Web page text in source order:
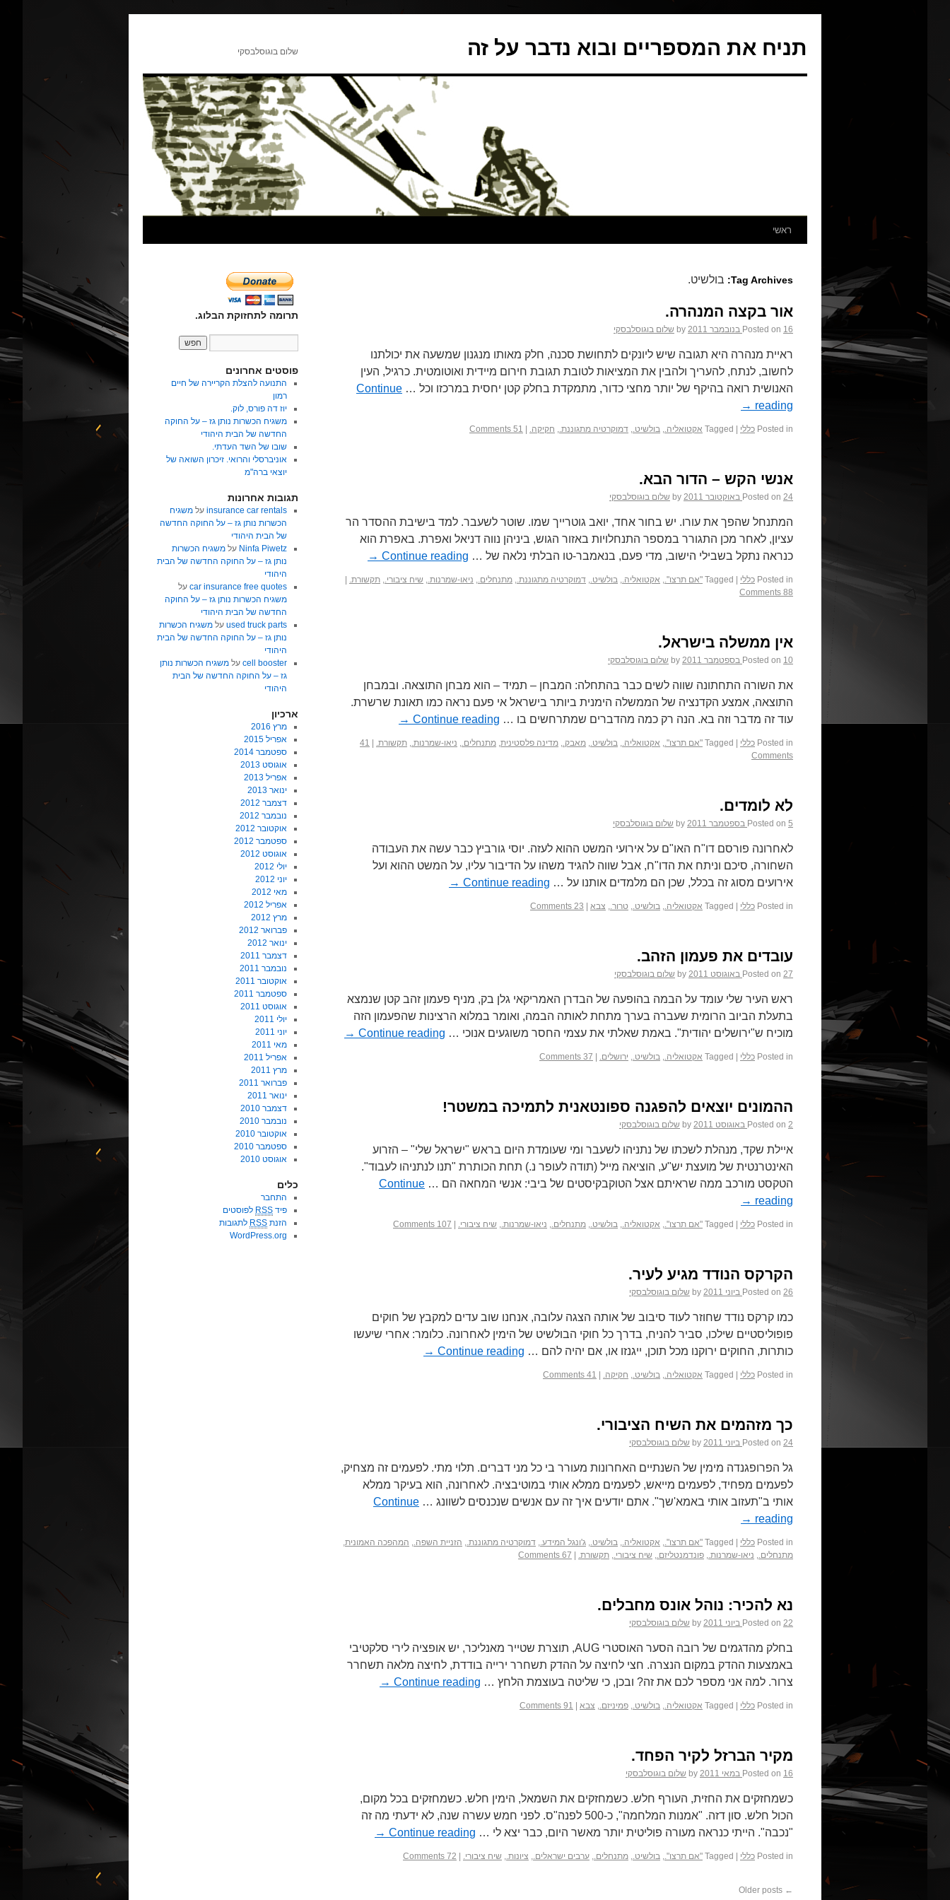
תניח את המספריים ובוא נדבר על זה שלום בוגוסלבסקי
ראשי
Tag Archives: בולשיט.
אור בקצה המנהרה.
Posted on 16 בנובמבר 2011 by שלום בוגוסלבסקי
ראיית מנהרה היא תגובה שיש ליונקים לתחושת סכנה, חלק מאותו מנגנון שמשעה את יכולתנו
לחשוב, לנתח, להעריך ולהבין את המציאות לטובת תגובת חירום מיידית ואוטומטית. כרגיל, העין
האנושית רואה בהיקף של יותר מחצי כדור, מתמקדת בחלק קטן יחסית במרכזו וכל … Continue
reading
→
Posted in כללי Tagged אקטואליה., בולשיט., דמוקרטיה מתגוננת., חקיקה. 51 Comments
אנשי הקש – הדור הבא.
Posted on 24 באוקטובר 2011 by שלום בוגוסלבסקי
המתנחל שהפך את עורו. יש בחור אחד, יואב גוטרייך שמו. שוטר לשעבר. למד בישיבת ההסדר הר
עציון, לאחר מכן התגורר במספר התנחלויות באזור הגוש, ביניהן נווה דניאל ואפרת. באפרת הוא
כנראה נתקל בשבילי הישוב, מדי פעם, בנאמבר-טו הבלתי נלאה של … Continue reading
→
Posted in כללי Tagged "אם תרצו"., אקטואליה., בולשיט., דמוקרטיה מתגוננת., מתנחלים., ניאו-שמרנות., שיח ציבורי., תקשורת.
88 Comments
אין ממשלה בישראל.
Posted on 10 בספטמבר 2011 by שלום בוגוסלבסקי
את השורה התחתונה שווה לשים כבר בהתחלה: המבחן – תמיד – הוא מבחן התוצאה. ובמבחן
התוצאה, אמצע הקדנציה של הממשלה הימנית ביותר בישראל אי פעם נראה כמו תאונת שרשרת.
עוד זה מדבר וזה בא. הנה רק כמה מהדברים שמתרחשים בו … Continue reading
→
Posted in כללי Tagged "אם תרצו"., אקטואליה., בולשיט., מאבק., מדינה פלסטינית, מתנחלים., ניאו-שמרנות., תקשורת.
41
Comments
לא לומדים.
Posted on 5 בספטמבר 2011 by שלום בוגוסלבסקי
לאחרונה פורסם דו"ח האו"ם על אירועי המשט ההוא לעזה. יוסי גורביץ כבר עשה את העבודה
השחורה, סיכם וניתח את הדו"ח, אבל שווה להגיד משהו על הדיבור עליו, על המשט ההוא ועל
אירועים מסוג זה בכלל, שכן הם מלמדים אותנו על … Continue reading
→
Posted in כללי Tagged אקטואליה., בולשיט., טרור., צבא 23 Comments
עובדים את פעמון הזהב.
Posted on 27 באוגוסט 2011 by שלום בוגוסלבסקי
ראש העיר שלי עומד על הבמה בהופעה של הבדרן האמריקאי גלן בק, מניף פעמון זהב קטן שנמצא
בתעלת הביוב הרומית שעברה בערך מתחת לאותה הבמה, ואומר במלוא הרצינות שהפעמון הזה
מוכיח ש"ירושלים יהודית". באמת שאלתי את עצמי החסר משוגעים אנוכי … Continue reading
→
Posted in כללי Tagged אקטואליה., בולשיט., ירושלים. 37 Comments
ההמונים יוצאים להפגנה ספונטאנית לתמיכה במשטר!
Posted on 2 באוגוסט 2011 by שלום בוגוסלבסקי
איילת שקד, מנהלת לשכתו של נתניהו לשעבר ומי שעומדת היום בראש "ישראל שלי" – הזרוע
האינטרנטית של מועצת יש"ע, הוציאה מייל (תודה לעופר נ.) תחת הכותרת "תנו לנתניהו לעבוד".
הטקסט מורכב ממה שראיתם אצל הטוקבקיסטים של ביבי: אנשי המחאה הם … Continue
reading
→
Posted in כללי Tagged "אם תרצו"., אקטואליה., בולשיט., מתנחלים., ניאו-שמרנות., שיח ציבורי. 107 Comments
הקרקס הנודד מגיע לעיר.
Posted on 26 ביוני 2011 by שלום בוגוסלבסקי
כמו קרקס נודד שחוזר לעוד סיבוב של אותה הצגה עלובה, אנחנו שוב עדים למקבץ של חוקים
פופוליסטיים שילכו, סביר להניח, בדרך כל חוקי הבולשיט של הימין לאחרונה. כלומר: אחרי שיעשו
כותרות, החוקים ירוקנו מכל תוכן, ייגנזו או, אם יהיה להם … Continue reading
→
Posted in כללי Tagged אקטואליה., בולשיט., חקיקה. 41 Comments
כך מזהמים את השיח הציבורי.
Posted on 24 ביוני 2011 by שלום בוגוסלבסקי
גל הפרופגנדה מימין של השנתיים האחרונות מעורר בי כל מני דברים. תלוי מתי. לפעמים זה מצחיק,
לפעמים מפחיד, לפעמים מייאש, לפעמים ממלא אותי במוטיבציה. לאחרונה, הוא בעיקר ממלא
אותי ב"תעזוב אותי באמא'שך". אתם יודעים איך זה עם אנשים שנכנסים לשוונג … Continue
reading
→
Posted in כללי Tagged "אם תרצו"., אקטואליה., בולשיט., ג'ונגל המידע., דמוקרטיה מתגוננת., הזניית השפה., המהפכה האמונית,
מתנחלים., ניאו-שמרנות., פונדמנטליזם., שיח ציבורי., תקשורת. 67 Comments
נא להכיר: נוהל אונס מחבלים.
Posted on 22 ביוני 2011 by שלום בוגוסלבסקי
בחלק מהדגמים של רובה הסער האוסטרי AUG, תוצרת שטייר מאנליכר, יש אופציה לירי סלקטיבי
באמצעות ההדק במקום הנצרה. חצי לחיצה על ההדק תשחרר ירייה בודדת, לחיצה מלאה תשחרר
צרור. למה אני מספר לכם את זה? ובכן, כי שליטה בעוצמת הלחץ … Continue reading
→
Posted in כללי Tagged אקטואליה., בולשיט., פמיניזם., צבא 91 Comments
מקיר הברזל לקיר הפחד.
Posted on 16 במאי 2011 by שלום בוגוסלבסקי
כשמחזקים את החזית, העורף חלש. כשמחזקים את השמאל, הימין חלש. כשמחזקים בכל מקום,
הכול חלש. סון דזה. "אמנות המלחמה", כ-500 לפנה"ס. לפני חמש עשרה שנה, לא ידעתי מה זה
"נכבה". הייתי כנראה מעורה פוליטית יותר מאשר היום, כבר יצא לי … Continue reading
→
Posted in כללי Tagged "אם תרצו"., בולשיט., מתנחלים., ערבים ישראלים., ציונות., שיח ציבורי. 72 Comments
←
תרומה לתחזוקת הבלוג.
פוסטים אחרונים
התנועה להצלת הקריירה של חיים
רמון
יוז דה פורס, לוק.
משגיח הכשרות נותן גז – על החוקה
החדשה של הבית היהודי
שובו של השד העדתי.
אוניברסלי והרואי. זיכרון השואה של
יוצאי ברה"מ
תגובות אחרונות
insurance car rentalsעל משגיח
הכשרות נותן גז – על החוקה החדשה
של הבית היהודי
Ninfa Piwetz על משגיח הכשרות
נותן גז – על החוקה החדשה של הבית
היהודי
car insurance free quotesעל
משגיח הכשרות נותן גז – על החוקה
החדשה של הבית היהודי
used truck partsעל משגיח הכשרות
נותן גז – על החוקה החדשה של הבית
היהודי
cell boosterעל משגיח הכשרות נותן
גז – על החוקה החדשה של הבית
היהודי
ארכיון
מרץ 2016
אפריל 2015
ספטמבר 2014
אוגוסט 2013
אפריל 2013
ינואר 2013
דצמבר 2012
נובמבר 2012
אוקטובר 2012
ספטמבר 2012
אוגוסט 2012
יולי 2012
יוני 2012
מאי 2012
אפריל 2012
מרץ 2012
פברואר 2012
ינואר 2012
דצמבר 2011
נובמבר 2011
אוקטובר 2011
ספטמבר 2011
אוגוסט 2011
יולי 2011
יוני 2011
מאי 2011
אפריל 2011
מרץ 2011
פברואר 2011
ינואר 2011
דצמבר 2010
נובמבר 2010
אוקטובר 2010
ספטמבר 2010
אוגוסט 2010
כלים
התחבר
פיד RSS לפוסטים
הזנת RSS לתגובות
WordPress.org